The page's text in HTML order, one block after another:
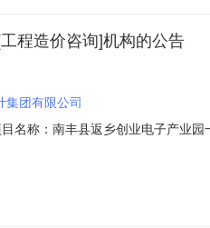
程造价咨询]机构的公告
集团有限公司
名称：南丰县返乡创业电子产业
服务内容：对南丰县返乡创业